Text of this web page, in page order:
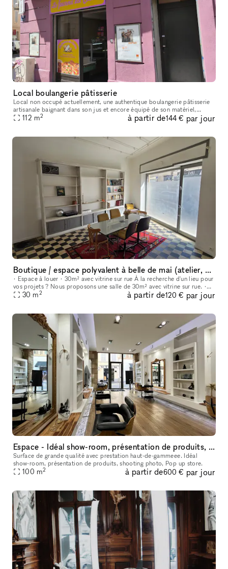
Local boulangerie pâtisserie
Local non occupé actuellement, une authentique boulangerie pâtisserie
artisanale baignant dans son jus et encore équipé de son matériel,
disponible à la location pour boutique éphémère, événement div
112 m2 à partir de144 € par jour
Boutique / espace polyvalent à belle de mai (atelier, expo, court)
• Espace à louer • 30m² avec vitrine sur rue À la recherche d'un lieu pour
vos projets ? Nous proposons une salle de 30m² avec vitrine sur rue. •
Idéal pour : ateliers, cours (yoga, danse, arts…),
30 m2 à partir de120 € par jour
Espace - Idéal show-room, présentation de produits, shooting photo, Pop up store
Surface de grande qualité avec prestation haut-de-gammeee. Idéal
show-room, présentation de produits, shooting photo, Pop up store.
100 m2 à partir de600 € par jour